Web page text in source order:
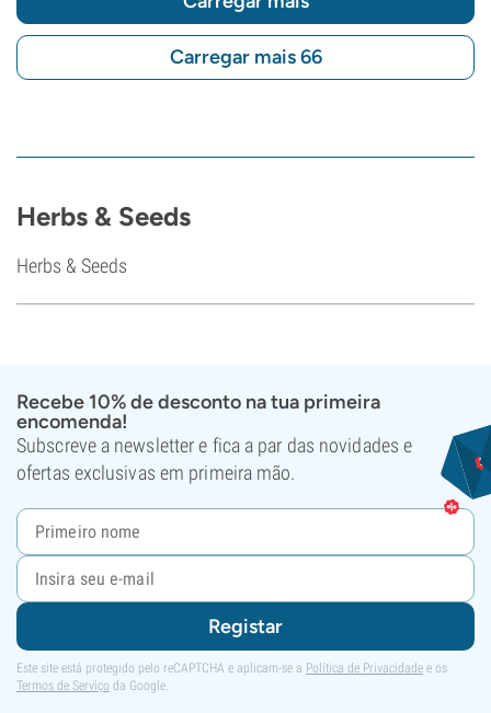
Carregar mais 66
Herbs & Seeds
Herbs & Seeds
Recebe 10% de desconto na tua primeira
encomenda!
Subscreve a newsletter e fica a par das novidades e
ofertas exclusivas em primeira mão.
Registar
Este site está protegido pelo reCAPTCHA e aplicam-se a Política de Privacidade e os
Termos de Serviço da Google.